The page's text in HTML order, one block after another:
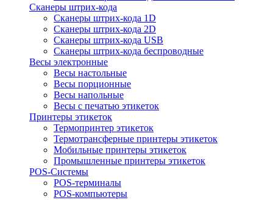
Сканеры штрих-кода
Сканеры штрих-кода 1D
Сканеры штрих-кода 2D
Сканеры штрих-кода USB
Сканеры штрих-кода беспроводные
Весы электронные
Весы настольные
Весы порционные
Весы напольные
Весы с печатью этикеток
Принтеры этикеток
Термопринтер этикеток
Термотрансферные принтеры этикеток
Мобильные принтеры этикеток
Промышленные принтеры этикеток
POS-Системы
POS-терминалы
POS-компьютеры